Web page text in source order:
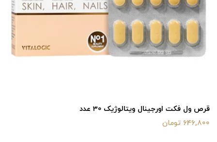
قرص ول فکت اورجینال ویتالوژیک 30 عدد
646,800 تومان